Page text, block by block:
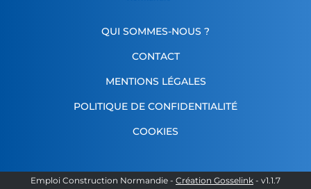
QUI SOMMES-NOUS ?
CONTACT
MENTIONS LÉGALES
POLITIQUE DE CONFIDENTIALITÉ
COOKIES
Emploi Construction Normandie - Création Gosselink - v1.1.7